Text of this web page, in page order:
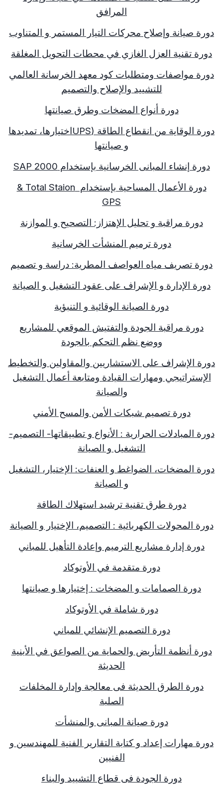
المرافق
دورة صيانة وإصلاح محركات التيار المستمر و المتناوب
دورة تقنية العزل الغازي في محطات التحويل المغلقة
دورة مواصفات ومتطلبات كود معهد الخرسانة العالمي
للتشييد والإصلاح والتصميم
دورة أنواع المضخات وطرق صيانتها
دورة الوقاية من انقطاع الطاقة ( UPSاختيارها، تمديدها
و صيانتها
دورة إنشاء المبانى الخرسانية بإستخدام SAP 2000
دورة الأعمال المساحية بإستخدام Total Staion
&
GPS
دورة مراقبة و تحليل الإهتزاز: التصحيح و الموازنة
دورة ترميم المنشأت الخرسانية
دورة تصريف مياه العواصف المطرية: دراسة و تصميم
دورة الإدارة و الإشراف على عقود التشغيل و الصيانة
دورة الصيانة الوقائية و التنبؤية
دورة مراقبة الجودة والتفتيش الموقعي للمشاريع
ووضع نظم التحكم بالجودة
دورة الإشراف على الاستشاريين والمقاولين والتخطيط
الإستراتيجي ومهارات القيادة ومتابعة أعمال التشغيل
والصيانة
دورة تصميم شبكات الأمن والمسح الأمني
دورة المبادلات الحرارية : الأنواع و تطبيقاتها- التصميم-
التشغيل و الصيانة
دورة المضخات، الضواغط و العنفات: الإختيار، التشغيل
و الصيانة
دورة طرق تقنية ترشيد استهلاك الطاقة
دورة المحولات الكهربائية : التصميم، الإختيار و الصيانة
دورة إدارة مشاريع الترميم وإعادة التأهيل للمباني
دورة متقدمة في الأوتوكاد
دورة الصمامات و المضخات : إختيارها و صيانتها
دورة شاملة في الأوتوكاد
دورة التصميم الإنشائي للمباني
دورة أنظمة التأريض والحماية من الصواعق في الأبنية
الحديثة
دورة الطرق الحديثة فى معالجة وإدارة المخلفات
الصلبة
دورة صيانة المبانى والمنشأت
دورة مهارات إعداد و كتابة التقارير الفنية للمهندسين و
الفنيين
دورة الجودة فى قطاع التشييد والبناء